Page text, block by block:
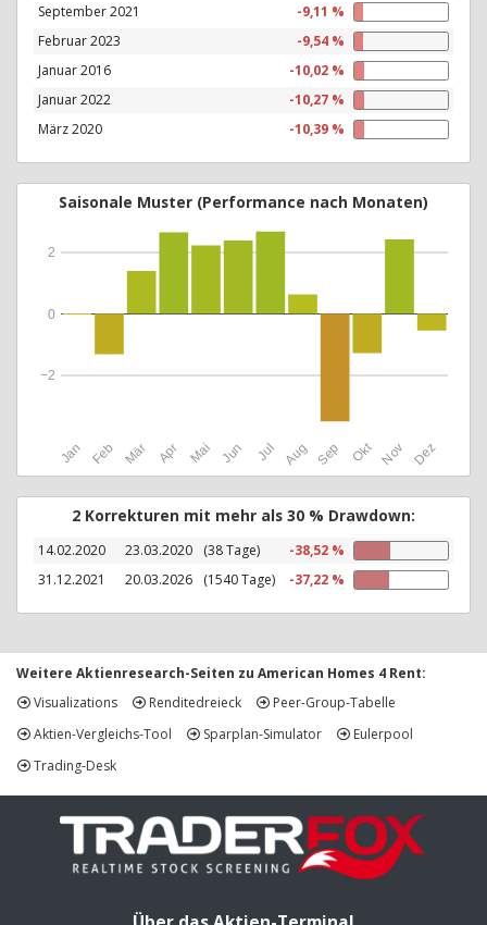
September 2021
-9,11 %
Februar 2023
-9,54 %
Januar 2016
-10,02 %
Januar 2022
-10,27 %
März 2020
-10,39 %
Saisonale Muster (Performance nach Monaten)
Jan Feb Mär Apr Mai Jun Jul Aug Sep Okt Nov Dez
−2
0
2
2 Korrekturen mit mehr als 30 % Drawdown:
14.02.2020 23.03.2020 (38 Tage)
-38,52 %
31.12.2021
20.03.2026 (1540 Tage) -37,22 %
Weitere Aktienresearch-Seiten zu American Homes 4 Rent:
Visualizations
Renditedreieck
Peer-Group-Tabelle
Aktien-Vergleichs-Tool
Sparplan-Simulator
Eulerpool
Trading-Desk